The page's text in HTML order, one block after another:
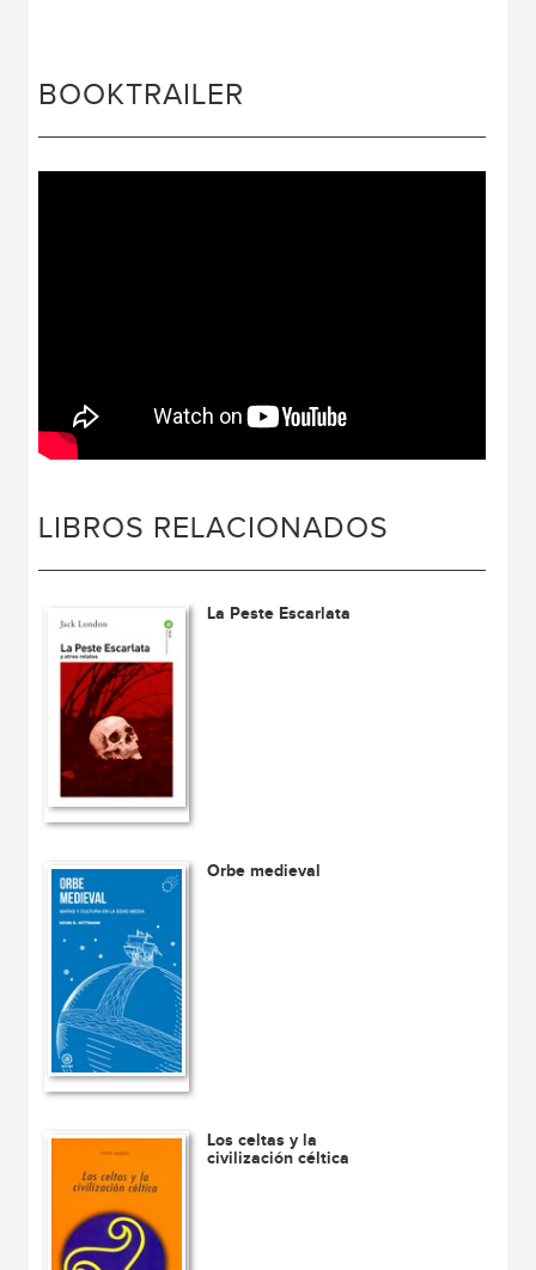
BOOKTRAILER
LIBROS RELACIONADOS
La Peste Escarlata
Orbe medieval
Los celtas y la
civilización céltica